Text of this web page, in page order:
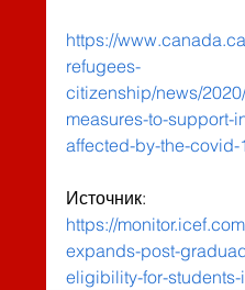
https://
refugees-
citizenship/news/
measures-to-support-
affected-by-the-
Источник:
https://
expands-post-
eligibility-for-